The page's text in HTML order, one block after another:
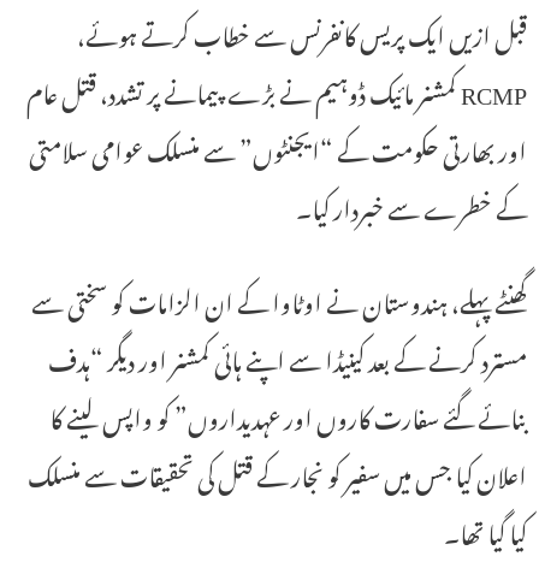
قبل ازیں ایک پریس کانفرنس سے خطاب کرتے ہوئے،
RCMP کمشنر مائیک ڈوہیم نے بڑے پیمانے پر تشدد، قتل عام
اور بھارتی حکومت کے “ایجنٹوں” سے منسلک عوامی سلامتی
کے خطرے سے خبردار کیا۔
گھنٹے پہلے، ہندوستان نے اوٹاوا کے ان الزامات کو سختی سے
مسترد کرنے کے بعد کینیڈا سے اپنے ہائی کمشنر اور دیگر “ہدف
بنائے گئے سفارت کاروں اور عہدیداروں” کو واپس لینے کا
اعلان کیا جس میں سفیر کو نجار کے قتل کی تحقیقات سے منسلک
کیا گیا تھا۔